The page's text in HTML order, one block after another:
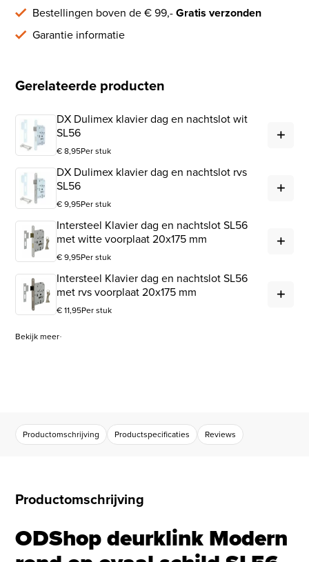
Bestellingen boven de € 99,-Gratis verzonden
Garantie informatie
Gerelateerde producten
DX Dulimex klavier dag en nachtslot wit
SL56
€8,95Per stuk
DX Dulimex klavier dag en nachtslot rvs
SL56
€9,95Per stuk
Intersteel Klavier dag en nachtslot SL56
met witte voorplaat 20x175 mm
€9,95Per stuk
Intersteel Klavier dag en nachtslot SL56
met rvs voorplaat 20x175 mm
€11,95Per stuk
Bekijk meer
Productomschrijving Productspecificaties Reviews
Productomschrijving
ODShop deurklink Modern